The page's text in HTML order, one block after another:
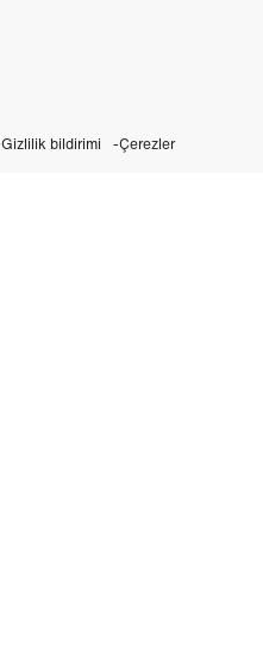
Gizlilik bildirimi Çerezler